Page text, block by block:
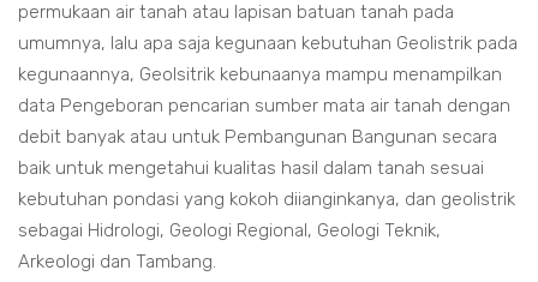
permukaan air tanah atau lapisan batuan tanah pada
umumnya, lalu apa saja kegunaan kebutuhan Geolistrik pada
kegunaannya, Geolsitrik kebunaanya mampu menampilkan
data Pengeboran pencarian sumber mata air tanah dengan
debit banyak atau untuk Pembangunan Bangunan secara
baik untuk mengetahui kualitas hasil dalam tanah sesuai
kebutuhan pondasi yang kokoh diianginkanya, dan geolistrik
sebagai Hidrologi, Geologi Regional, Geologi Teknik,
Arkeologi dan Tambang.